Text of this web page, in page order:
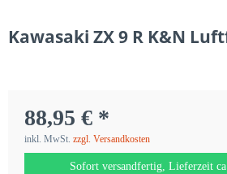
Kawasaki ZX 9 R K&N
88,95 € *
inkl. MwSt. zzgl. Versandkosten
Sofort versandfertig, Lieferzeit